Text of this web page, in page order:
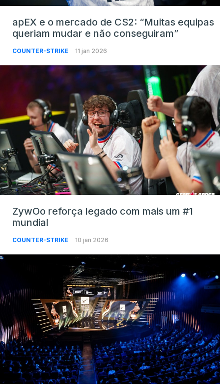
apEX e o mercado de CS2: “Muitas equipas
queriam mudar e não conseguiram”
COUNTER-STRIKE 11 jan 2026
ZywOo reforça legado com mais um #1
mundial
COUNTER-STRIKE 10 jan 2026